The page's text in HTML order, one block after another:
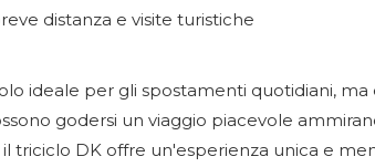
distanza e visite turistiche
ideale per gli spostamenti quotidiani,
godersi un viaggio piacevole
triciclo DK offre un'esperienza unica e